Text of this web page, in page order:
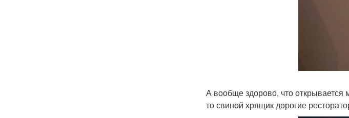
А вообще здорово, что открывается
то свиной хрящик дорогие